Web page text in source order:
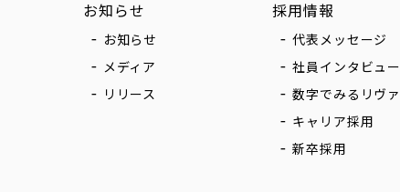
お知らせ
お知らせ
メディア
リリース
採用情報
代表メッセージ
社員インタビュー
数字でみるリヴァ
キャリア採用
新卒採用